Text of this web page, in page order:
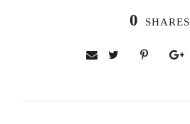
0 SHARES